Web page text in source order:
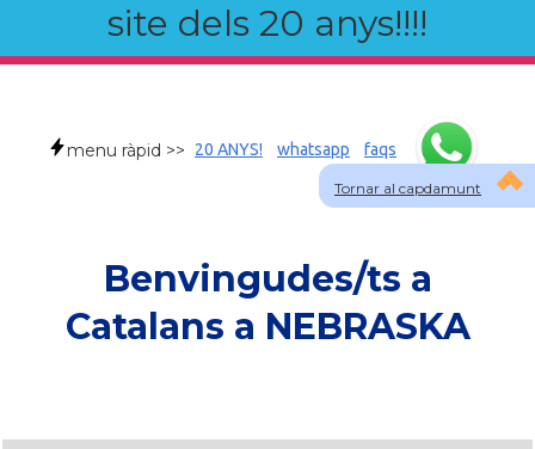
site dels 20 anys!!!!
Tornar al capdamunt
menu ràpid >> 20 ANYS! whatsapp faqs
Benvingudes/ts a
Catalans a NEBRASKA